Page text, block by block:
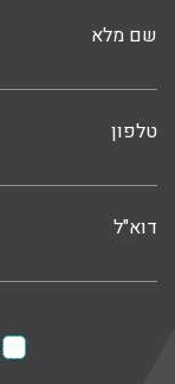
שם מלא
טלפון
דוא"ל